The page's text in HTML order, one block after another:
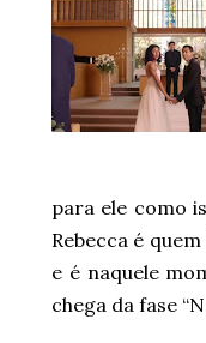
para ele como
Rebecca é
e é naquele
chega da fase